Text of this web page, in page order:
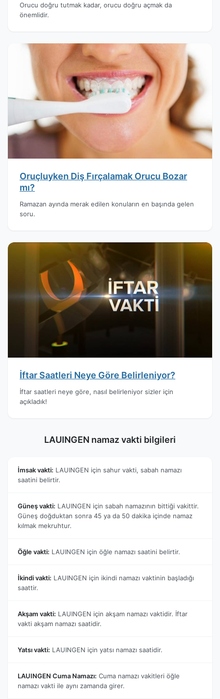
Orucu doğru tutmak kadar, orucu doğru açmak da
önemlidir.
Oruçluyken Diş Fırçalamak Orucu Bozar
mı?
Ramazan ayında merak edilen konuların en başında gelen
soru.
İftar Saatleri Neye Göre Belirleniyor?
İftar saatleri neye göre, nasıl belirleniyor sizler için
açıkladık!
LAUINGEN namaz vakti bilgileri
İmsak vakti: LAUINGEN için sahur vakti, sabah namazı
saatini belirtir.
Güneş vakti: LAUINGEN için sabah namazının bittiği vakittir.
Güneş doğduktan sonra 45 ya da 50 dakika içinde namaz
kılmak mekruhtur.
Öğle vakti: LAUINGEN için öğle namazı saatini belirtir.
İkindi vakti: LAUINGEN için ikindi namazı vaktinin başladığı
saattir.
Akşam vakti: LAUINGEN için akşam namazı vaktidir. İftar
vakti akşam namazı saatidir.
Yatsı vakti: LAUINGEN için yatsı namazı saatidir.
LAUINGEN Cuma Namazı: Cuma namazı vakitleri öğle
namazı vakti ile aynı zamanda girer.